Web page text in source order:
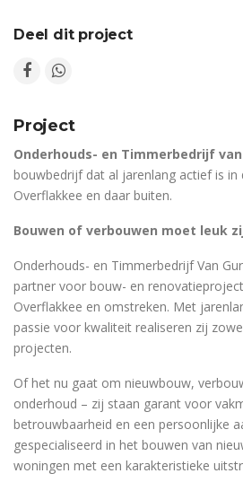
Deel dit project
Project
Onderhouds- en Timmerbedrijf van
bouwbedrijf dat al jarenlang actief is in
Overflakkee en daar buiten.
Bouwen of verbouwen moet leuk
Onderhouds- en Timmerbedrijf Van
partner voor bouw- en
Overflakkee en omstreken. Met
passie voor kwaliteit realiseren zij
projecten.
Of het nu gaat om nieuwbouw,
onderhoud – zij staan garant voor
betrouwbaarheid en een persoonlijke
gespecialiseerd in het bouwen van
woningen met een karakteristieke